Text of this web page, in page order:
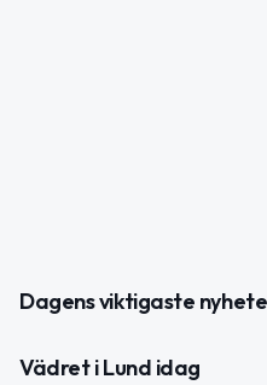
Dagens viktigaste
Vädret i Lund idag